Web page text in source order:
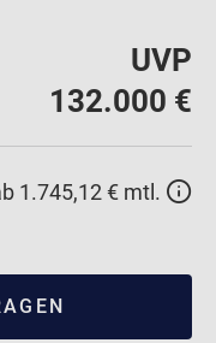
UVP
132.000 €
1.745,12 € mtl.